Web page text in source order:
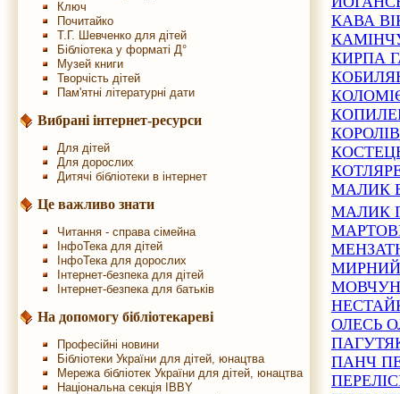
Ключ
Почитайко
Т.Г. Шевченко для дітей
Бібліотека у форматі Д°
Музей книги
Творчість дітей
Пам'ятні літературні дати
Вибрані інтернет-ресурси
Для дітей
Для дорослих
Дитячі бібліотеки в інтернет
Це важливо знати
Читання - справа сімейна
ІнфоТека для дітей
ІнфоТека для дорослих
Інтернет-безпека для дітей
Інтернет-безпека для батьків
На допомогу бібліотекареві
Професійні новини
Бібліотеки України для дітей, юнацтва
Мережа бібліотек України для дітей, юнацтва
Національна секція IBBY
КАВА
КИРПА
МАЛИК
МАЛИК
ОЛЕСЬ
ПАНЧ